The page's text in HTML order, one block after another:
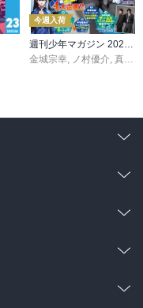
今週入荷
週刊少年マガジン 2026年36・37号[2026年8月5日発売]
金城宗幸, ノ村優介, 真島ヒロ